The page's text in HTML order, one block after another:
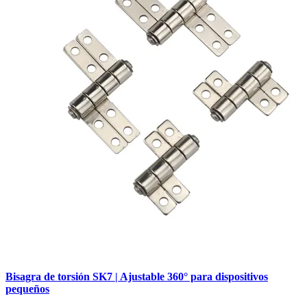
Bisagra de torsión SK7 | Ajustable 360° para dispositivos
pequeños